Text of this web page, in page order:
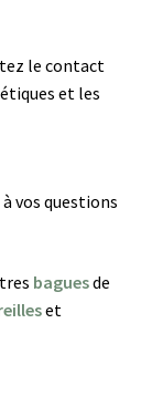
le contact
et les
vos questions
baguesde
et